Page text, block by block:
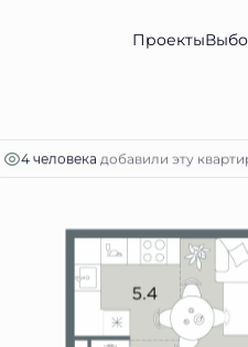
Проекты
21 122 837 руб.Ипотекаот
4 человекa добавили эту